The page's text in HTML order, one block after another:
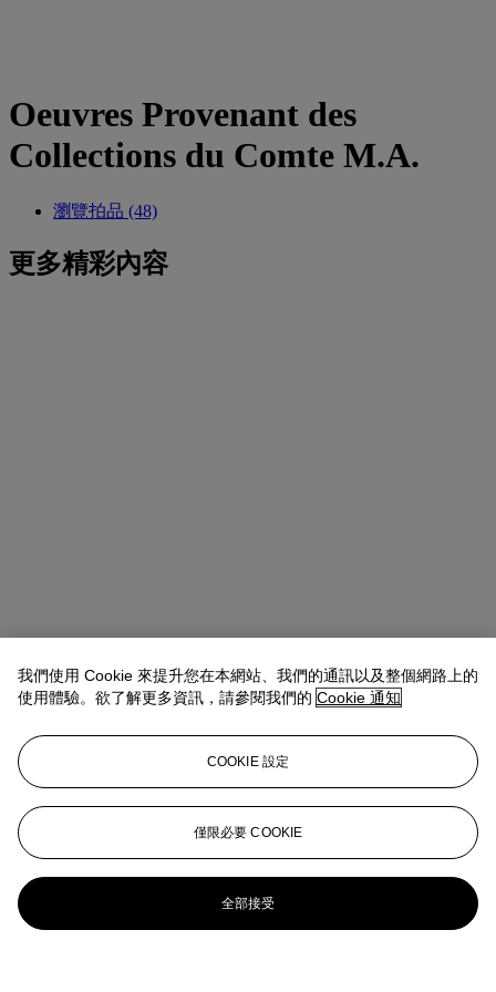
Oeuvres Provenant des
Collections du Comte M.A.
瀏覽拍品 (48)
更多精彩內容
我們使用 Cookie 來提升您在本網站、我們的通訊以及整個網路上的
使用體驗。欲了解更多資訊，請參閱我們的 Cookie 通知
COOKIE 設定
僅限必要 COOKIE
全部接受